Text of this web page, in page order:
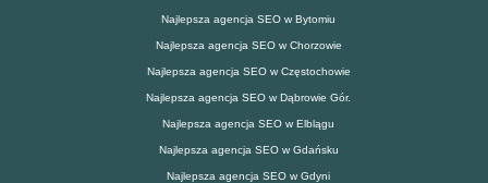
Najlepsza agencja SEO w Bytomiu
Najlepsza agencja SEO w Chorzowie
Najlepsza agencja SEO w Częstochowie
Najlepsza agencja SEO w Dąbrowie Gór.
Najlepsza agencja SEO w Elblągu
Najlepsza agencja SEO w Gdańsku
Najlepsza agencja SEO w Gdyni